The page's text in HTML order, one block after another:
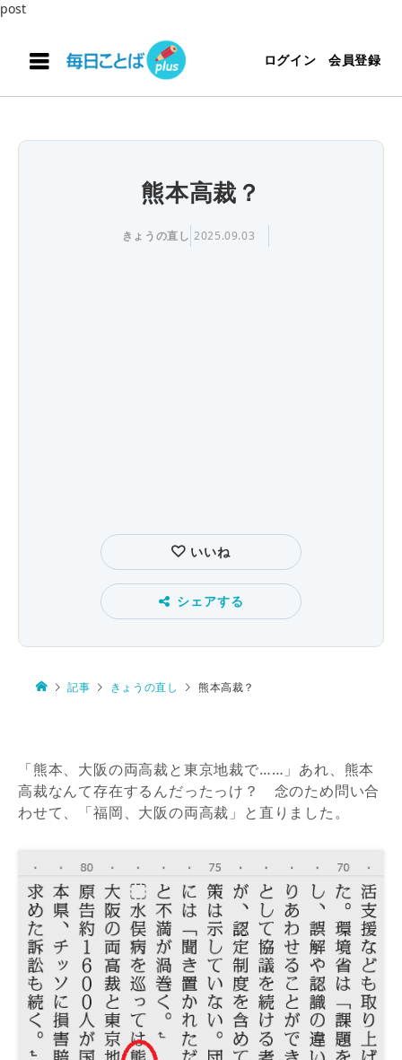
post
ログイン 会員登録
熊本高裁？
きょうの直し 2025.09.03
いいね
シェアする
記事 きょうの直し 熊本高裁？
「熊本、大阪の両高裁と東京地裁で……」あれ、熊本
高裁なんて存在するんだったっけ？ 念のため問い合
わせて、「福岡、大阪の両高裁」と直りました。